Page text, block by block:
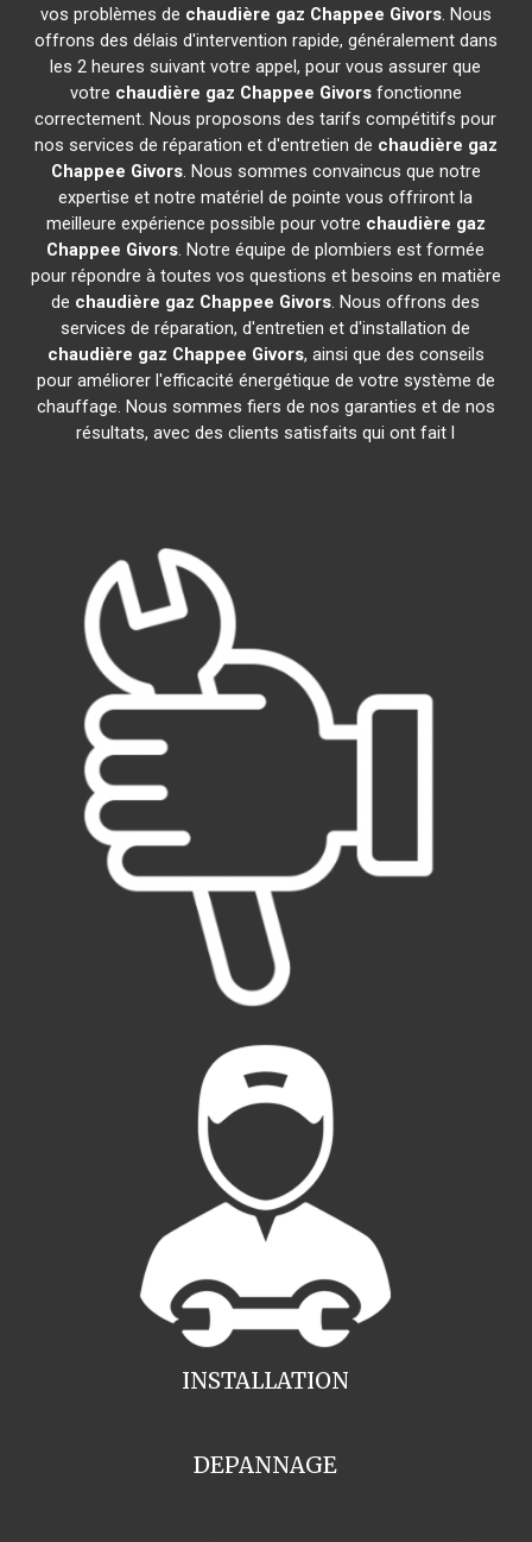
vos problèmes de chaudière gaz Chappee Givors. Nous
offrons des délais d'intervention rapide, généralement dans
les 2 heures suivant votre appel, pour vous assurer que
votre chaudière gaz Chappee Givorsfonctionne
correctement. Nous proposons des tarifs compétitifs pour
nos services de réparation et d'entretien de chaudière gaz
Chappee Givors. Nous sommes convaincus que notre
expertise et notre matériel de pointe vous offriront la
meilleure expérience possible pour votre chaudière gaz
Chappee Givors. Notre équipe de plombiers est formée
pour répondre à toutes vos questions et besoins en matière
de chaudière gaz Chappee Givors. Nous offrons des
services de réparation, d'entretien et d'installation de
chaudière gaz Chappee Givors, ainsi que des conseils
pour améliorer l'efficacité énergétique de votre système de
chauffage. Nous sommes fiers de nos garanties et de nos
résultats, avec des clients satisfaits qui ont fait l
INSTALLATION
DEPANNAGE